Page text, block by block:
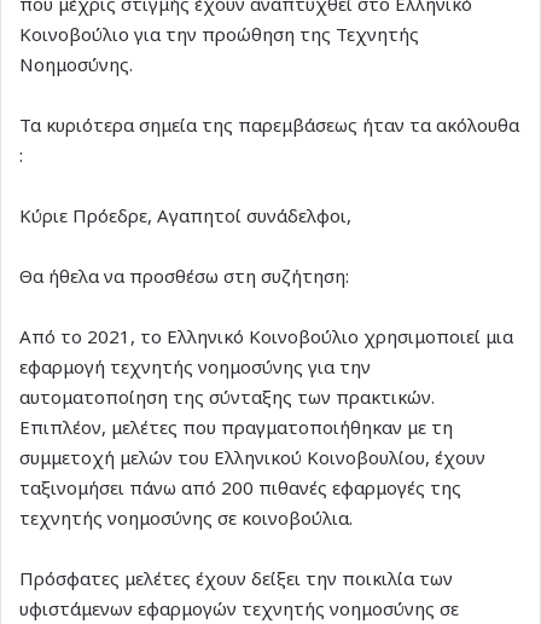
Κοινοβούλιο για την προώθηση της Τεχνητής
Νοημοσύνης.
Τα κυριότερα σημεία της παρεμβάσεως ήταν τα ακόλουθα
:
Κύριε Πρόεδρε, Αγαπητοί συνάδελφοι,
Θα ήθελα να προσθέσω στη συζήτηση:
Από το 2021, το Ελληνικό Κοινοβούλιο χρησιμοποιεί μια
εφαρμογή τεχνητής νοημοσύνης για την
αυτοματοποίηση της σύνταξης των πρακτικών.
Επιπλέον, μελέτες που πραγματοποιήθηκαν με τη
συμμετοχή μελών του Ελληνικού Κοινοβουλίου, έχουν
ταξινομήσει πάνω από 200 πιθανές εφαρμογές της
τεχνητής νοημοσύνης σε κοινοβούλια.
Πρόσφατες μελέτες έχουν δείξει την ποικιλία των
υφιστάμενων εφαρμογών τεχνητής νοημοσύνης σε